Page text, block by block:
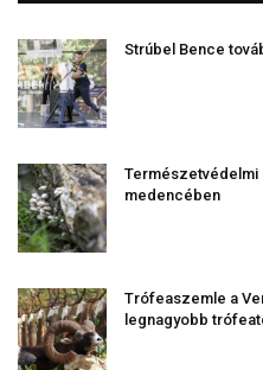
Strúbel Bence
medencében
Trófeaszemle a
legnagyobb